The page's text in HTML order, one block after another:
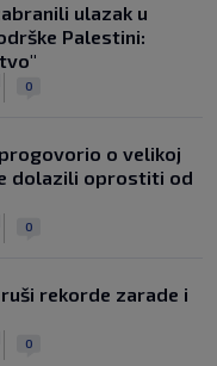
ulazak u
Palestini:
0
o velikoj
dolazili oprostiti od
0
rekorde zarade i
0